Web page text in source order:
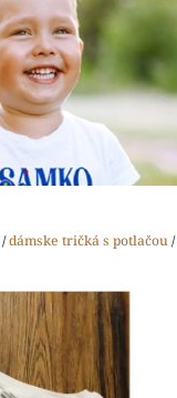
/dámske tričká s potlačou/